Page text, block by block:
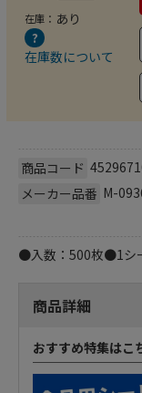
在庫： あり
在庫数について
商品コード
メーカー品番 M-
●入数：500枚●1シ
商品詳細
おすすめ特集はこ